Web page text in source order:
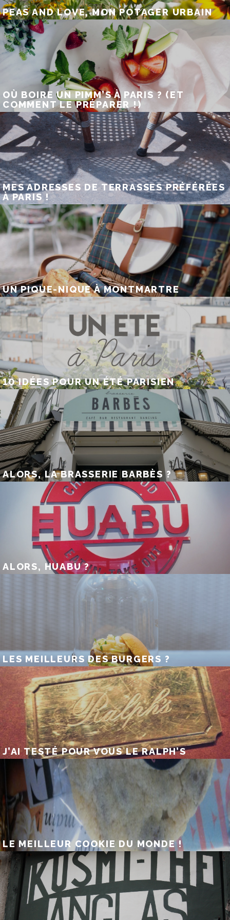
PEAS AND LOVE, MON POTAGER URBAIN
OÙ BOIRE UN PIMM’S À PARIS ? (ET
COMMENT LE PRÉPARER !)
MES ADRESSES DE TERRASSES PRÉFÉRÉES
À PARIS !
UN PIQUE-NIQUE À MONTMARTRE
10 IDÉES POUR UN ÉTÉ PARISIEN
ALORS, LA BRASSERIE BARBÈS ?
ALORS, HUABU ?
LES MEILLEURS DES BURGERS ?
J’AI TESTÉ POUR VOUS LE RALPH’S
LE MEILLEUR COOKIE DU MONDE !